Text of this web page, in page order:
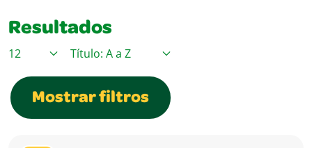
Resultados
Elementos / Página
Ordenar por
Mostrar filtros